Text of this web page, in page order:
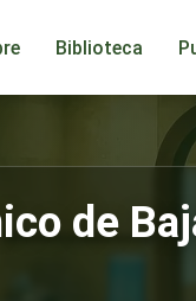
Biblioteca
de